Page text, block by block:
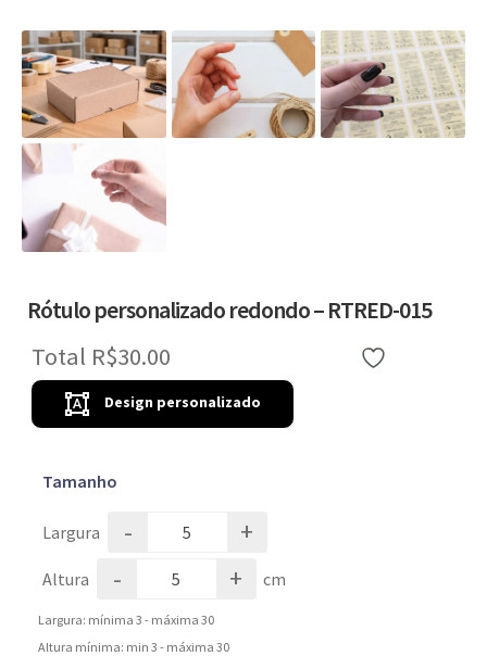
Rótulo personalizado redondo – RTRED-015
Total R$30.00
Design personalizado
Tamanho
Largura - +
Altura - + cm
Largura: mínima 3 - máxima 30
Altura mínima: min 3 - máxima 30